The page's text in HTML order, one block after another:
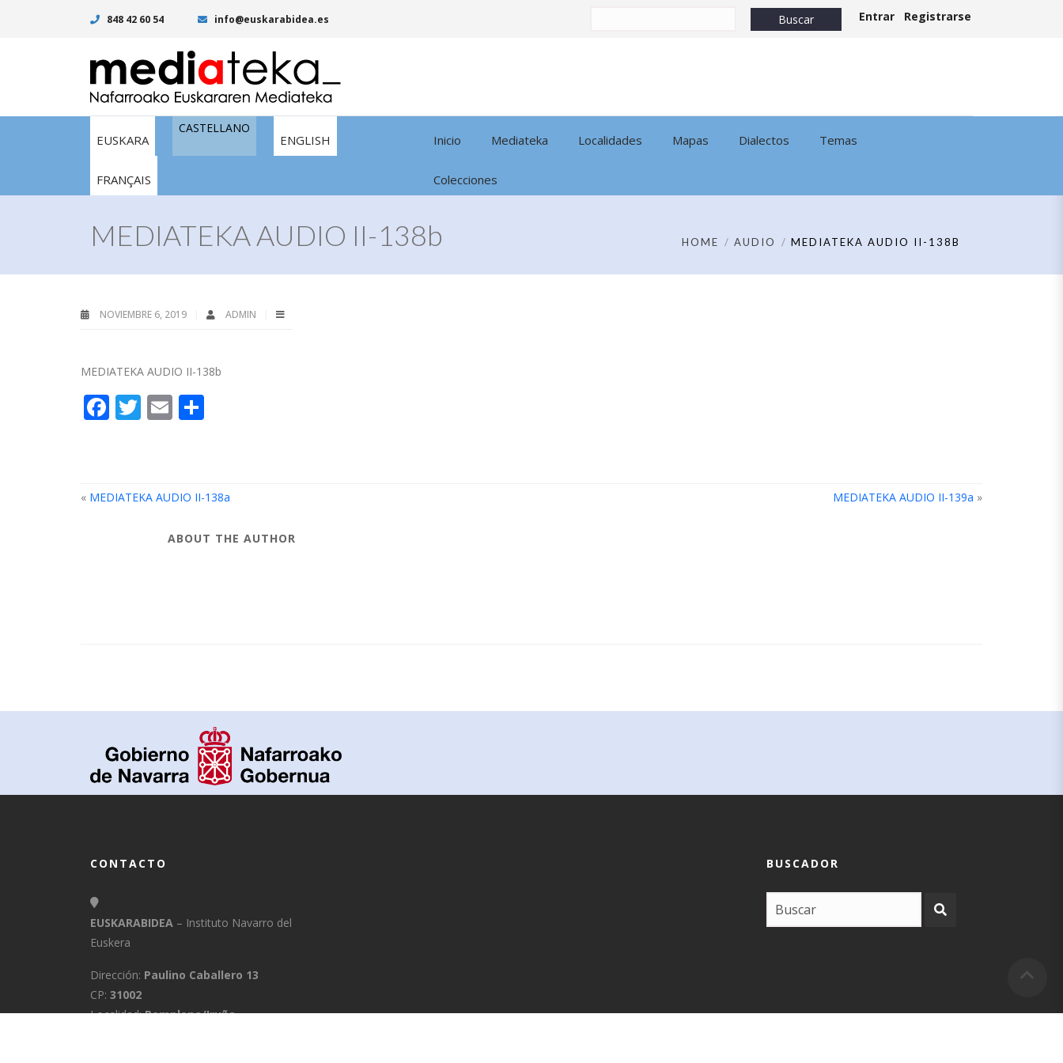
848 42 60 54 info@euskarabidea.es Entrar Registrarse
EUSKARA
CASTELLANO
ENGLISH
FRANÇAIS
Inicio Mediateka Localidades Mapas Dialectos Temas
Colecciones
MEDIATEKA AUDIO II-138b HOME AUDIO MEDIATEKA AUDIO II-138B
NOVIEMBRE 6, 2019 ADMIN
MEDIATEKA AUDIO II-138b
Facebook
Twitter
Email
« MEDIATEKA AUDIO II-138a MEDIATEKA AUDIO II-139a »
ABOUT THE AUTHOR
CONTACTO
EUSKARABIDEA – Instituto Navarro del
Euskera
Dirección: Paulino Caballero 13
CP: 31002
Localidad:Pamplona/Iruña
BUSCADOR